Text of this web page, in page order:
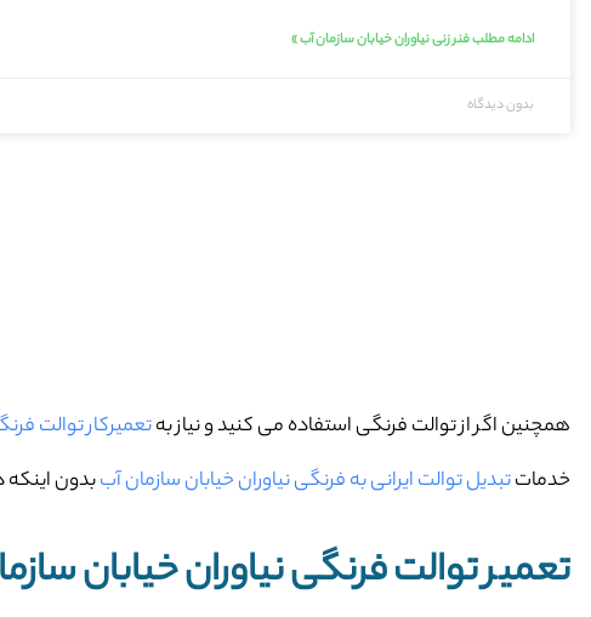
ادامه مطلب فنر زنی نیاوران خیابان سازمان آب »
بدون دیدگاه
همچنین اگر از توالت فرنگی استفاده می کنید و نیاز بهتعمیرکار توالت
خدماتتبدیل توالت ایرانی به فرنگی نیاوران خیابان سازمان آببدون اینکه
تعمیر توالت فرنگی نیاوران خیابان